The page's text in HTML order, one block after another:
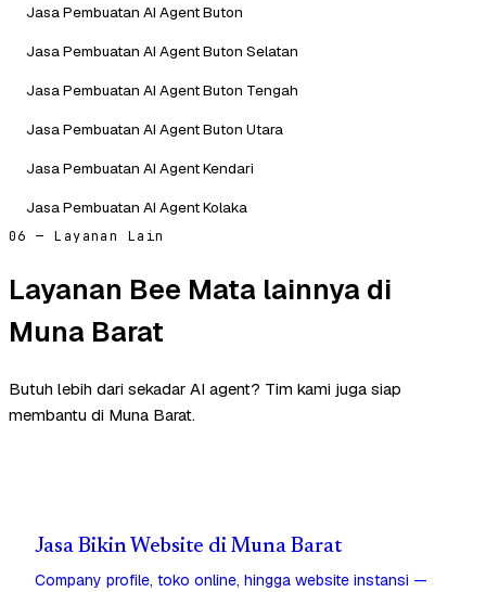
Jasa Pembuatan AI Agent Buton
Jasa Pembuatan AI Agent Buton Selatan
Jasa Pembuatan AI Agent Buton Tengah
Jasa Pembuatan AI Agent Buton Utara
Jasa Pembuatan AI Agent Kendari
Jasa Pembuatan AI Agent Kolaka
06 — Layanan Lain
Layanan Bee Mata lainnya di
Muna Barat
Butuh lebih dari sekadar AI agent? Tim kami juga siap
membantu di Muna Barat.
Jasa Bikin Website di Muna Barat
Company profile, toko online, hingga website instansi —